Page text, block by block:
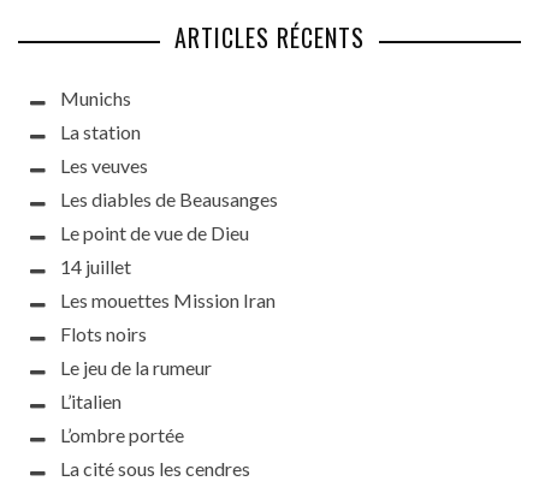
ARTICLES RÉCENTS
Munichs
La station
Les veuves
Les diables de Beausanges
Le point de vue de Dieu
14 juillet
Les mouettes Mission Iran
Flots noirs
Le jeu de la rumeur
L’italien
L’ombre portée
La cité sous les cendres